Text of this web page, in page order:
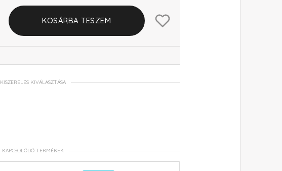
KOSÁRBA TESZEM
KISZERELÉS KIVÁLASZTÁSA
KAPCSOLÓDÓ TERMÉKEK